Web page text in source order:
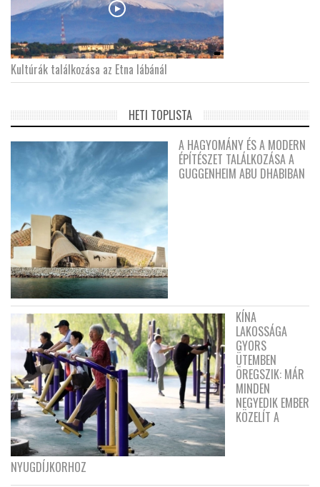
Kultúrák találkozása az Etna lábánál
HETI TOPLISTA
A HAGYOMÁNY ÉS A MODERN
ÉPÍTÉSZET TALÁLKOZÁSA A
GUGGENHEIM ABU DHABIBAN
KÍNA
LAKOSSÁGA
GYORS
ÜTEMBEN
ÖREGSZIK: MÁR
MINDEN
NEGYEDIK EMBER
KÖZELÍT A
NYUGDÍJKORHOZ